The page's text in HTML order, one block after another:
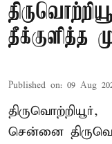
தீக்குளித்த
Published on: 09 Aug
திருவொற்றியூர்,
சென்னை